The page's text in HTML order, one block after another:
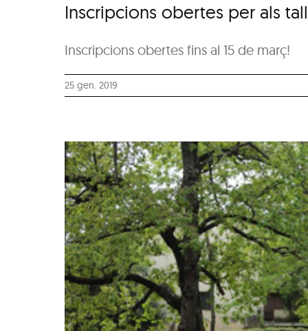
Inscripcions obertes per als
Inscripcions obertes fins al 15 de març!
25 gen. 2019